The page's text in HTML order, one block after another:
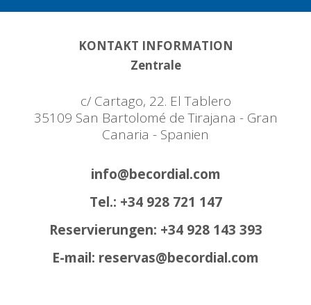
KONTAKT INFORMATION
Zentrale
c/ Cartago, 22. El Tablero
35109 San Bartolomé de Tirajana - Gran
Canaria - Spanien
info@becordial.com
Tel.: +34 928 721 147
Reservierungen: +34 928 143 393
E-mail: reservas@becordial.com